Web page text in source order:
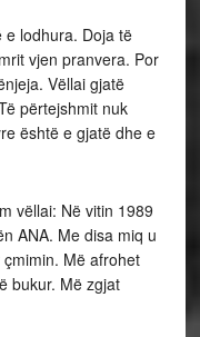
Doja të
vjen pranvera. Por
Vëllai gjatë
përtejshmit nuk
është e gjatë dhe e
vëllai: Në vitin 1989
ANA. Me disa miq u
Më afrohet
bukur. Më zgjat